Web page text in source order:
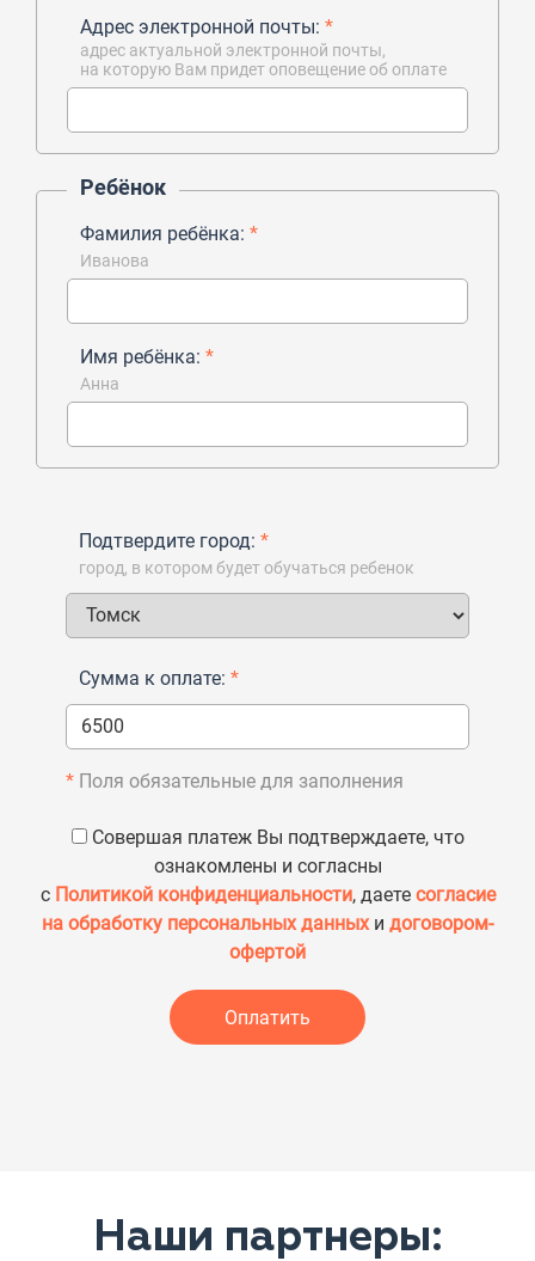
Адрес электронной почты: *
адрес актуальной электронной почты,
на которую Вам придет оповещение об оплате
Ребёнок
Фамилия ребёнка: *
Иванова
Имя ребёнка: *
Анна
Подтвердите город: *
город, в котором будет обучаться ребенок
Сумма к оплате: *
* Поля обязательные для заполнения
Совершая платеж Вы подтверждаете, что
ознакомлены и согласны
с Политикой конфиденциальности, даете согласие
на обработку персональных данныхи договором-
офертой
Наши партнеры: